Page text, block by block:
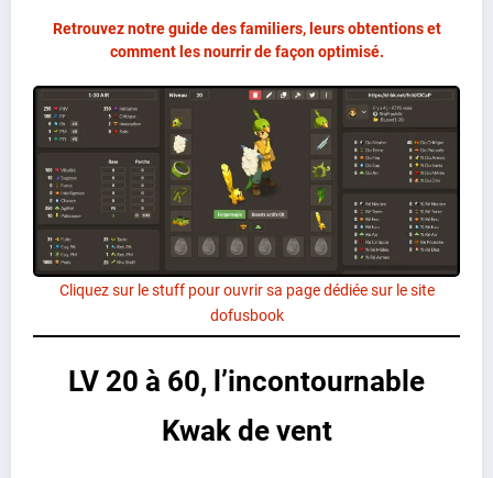
Retrouvez notre guide des familiers, leurs obtentions et
comment les nourrir de façon optimisé.
Cliquez sur le stuff pour ouvrir sa page dédiée sur le site
dofusbook
LV 20 à 60, l’incontournable
Kwak de vent